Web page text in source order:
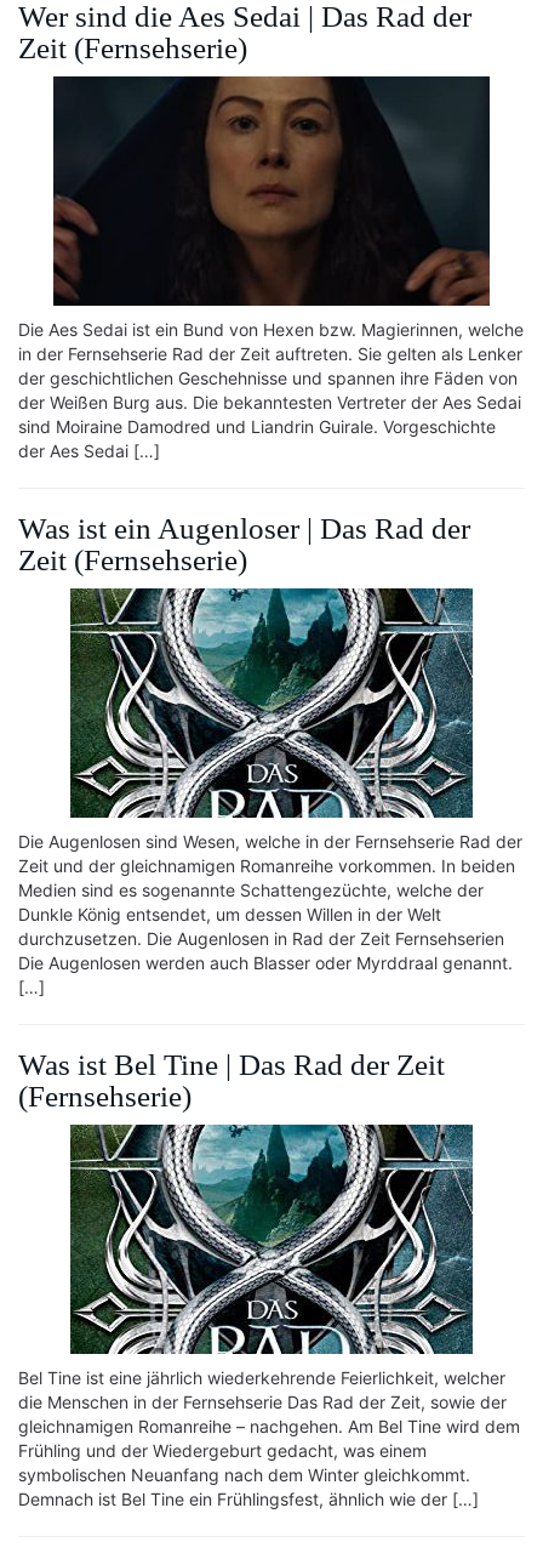
Wer sind die Aes Sedai | Das Rad der
Zeit (Fernsehserie)
Die Aes Sedai ist ein Bund von Hexen bzw. Magierinnen, welche
in der Fernsehserie Rad der Zeit auftreten. Sie gelten als Lenker
der geschichtlichen Geschehnisse und spannen ihre Fäden von
der Weißen Burg aus. Die bekanntesten Vertreter der Aes Sedai
sind Moiraine Damodred und Liandrin Guirale. Vorgeschichte
der Aes Sedai […]
Was ist ein Augenloser | Das Rad der
Zeit (Fernsehserie)
Die Augenlosen sind Wesen, welche in der Fernsehserie Rad der
Zeit und der gleichnamigen Romanreihe vorkommen. In beiden
Medien sind es sogenannte Schattengezüchte, welche der
Dunkle König entsendet, um dessen Willen in der Welt
durchzusetzen. Die Augenlosen in Rad der Zeit Fernsehserien
Die Augenlosen werden auch Blasser oder Myrddraal genannt.
[…]
Was ist Bel Tine | Das Rad der Zeit
(Fernsehserie)
Bel Tine ist eine jährlich wiederkehrende Feierlichkeit, welcher
die Menschen in der Fernsehserie Das Rad der Zeit, sowie der
gleichnamigen Romanreihe – nachgehen. Am Bel Tine wird dem
Frühling und der Wiedergeburt gedacht, was einem
symbolischen Neuanfang nach dem Winter gleichkommt.
Demnach ist Bel Tine ein Frühlingsfest, ähnlich wie der […]